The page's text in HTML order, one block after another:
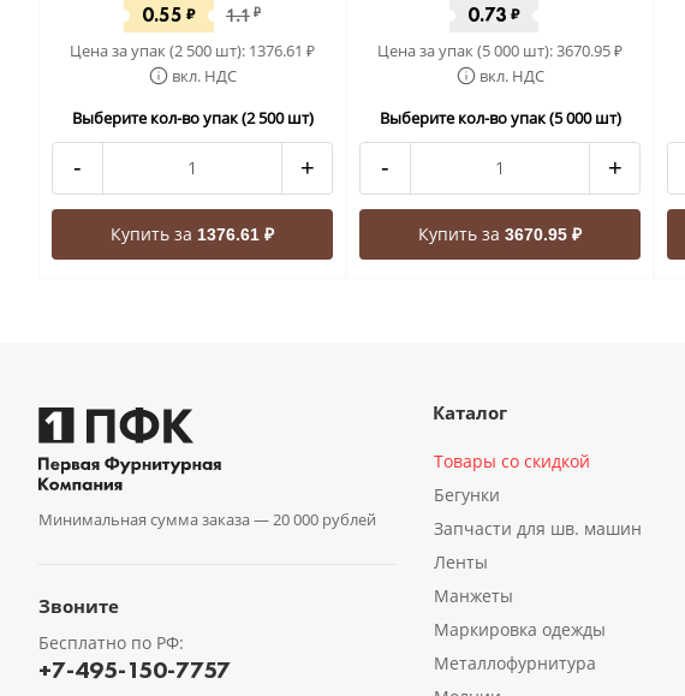
0.55 ₽ 1.1 ₽
Цена за упак (2 500 шт): 1376.61 ₽
вкл. НДС
Выберите кол-во упак (2 500 шт)
- +
Купить за 1376.61 ₽
0.73 ₽
Цена за упак (5 000 шт):3670.95₽
вкл. НДС
Выберите кол-во упак (5 000 шт)
- +
Купить за 3670.95 ₽
Минимальная сумма заказа — 20 000 рублей
Звоните
Бесплатно по РФ:
+7-495-150-7757
Каталог
Товары со скидкой
Бегунки
Запчасти для шв. машин
Ленты
Манжеты
Маркировка одежды
Металлофурнитура